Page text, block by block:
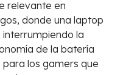
relevante en
donde una laptop
la
de la batería
los gamers que